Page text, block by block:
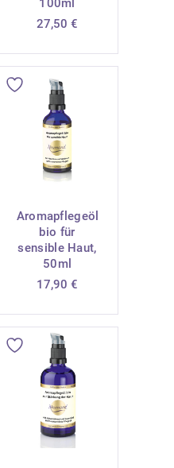
100ml
27,50€
Aromapflegeöl
bio für
sensible Haut,
50ml
17,90€